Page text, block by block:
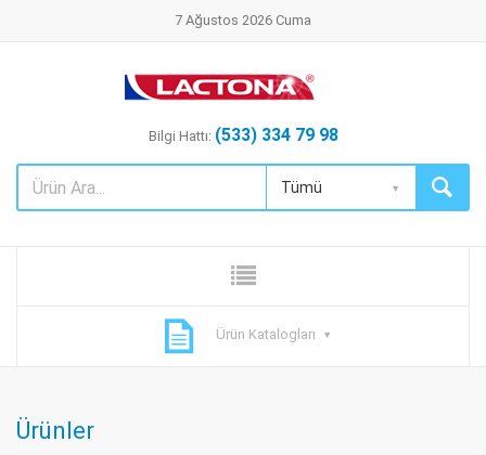
7 Ağustos 2026 Cuma
Bilgi Hattı: (533) 334 79 98
Tümü
Ürün Katalogları
Ürünler